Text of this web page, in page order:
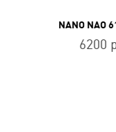
NANO NAO
6200